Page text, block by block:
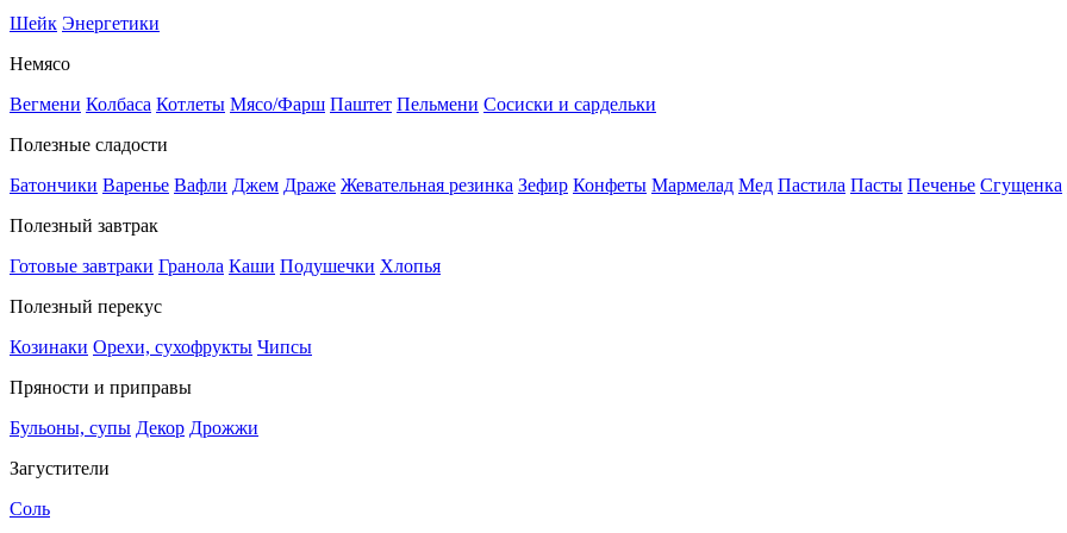
Шейк Энергетики
Немясо
Вегмени Колбаса Котлеты Мясо/Фарш Паштет Пельмени Сосиски и сардельки
Полезные сладости
Батончики Варенье Вафли Джем Драже Жевательная резинка Зефир Конфеты Мармелад Мед Пастила Пасты Печенье Сгущенка
Полезный завтрак
Готовые завтраки Гранола Каши Подушечки Хлопья
Полезный перекус
Козинаки Орехи, сухофрукты Чипсы
Пряности и приправы
Бульоны, супы Декор Дрожжи
Загустители
Соль